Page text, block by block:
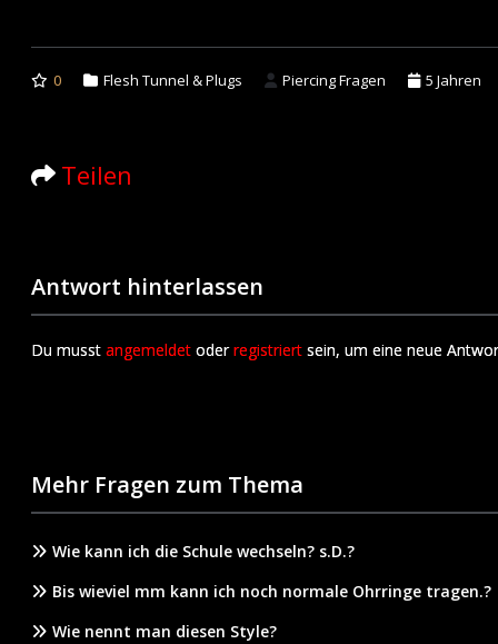
0 Flesh Tunnel & Plugs Piercing Fragen 5 Jahren
Teilen
Antwort hinterlassen
Du musst angemeldet oderregistriert sein, um eine neue
Mehr Fragen zum Thema
Wie kann ich die Schule wechseln? s.D.?
Bis wieviel mm kann ich noch normale Ohrringe tragen.?
Wie nennt man diesen Style?